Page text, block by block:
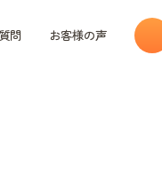
問 お客様の声